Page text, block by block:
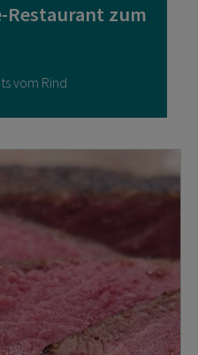
Restaurant zum
vom Rind